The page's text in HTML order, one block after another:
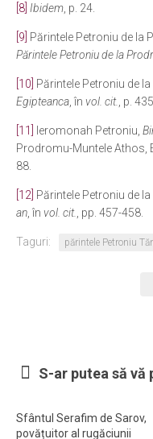
[8] Ibidem , p. 24.
[9] Părintele Petroniu de la
Părintele Petroniu de la
[10] Părintele Petroniu de
Egipteanca , în vol. cit. , p. 435.
[11] Ieromonah Petroniu,
Prodromu-Muntele Athos,
88.
[12] Părintele Petroniu de
an , în vol. cit. , pp. 457-458.
Taguri: părintele Petroniu
S-ar putea să vă
Sfântul Serafim de Sarov,
povățuitor al rugăciunii